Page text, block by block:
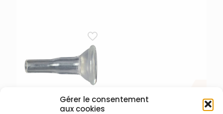
Gérer le consentement
aux cookies